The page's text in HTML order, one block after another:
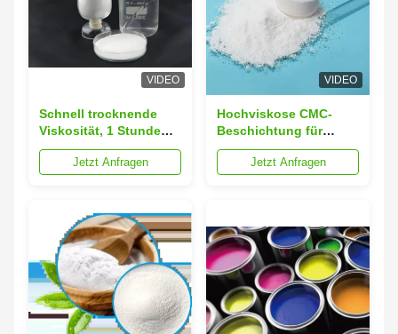
VIDEO
Schnell trocknende
Viskosität, 1 Stunde
Trocknungszeit,
Carboxymethylcellulose-
Jetzt Anfragen
VIDEO
Hochviskose CMC-
Beschichtung für
chemische Hilfsstoffe
Jetzt Anfragen